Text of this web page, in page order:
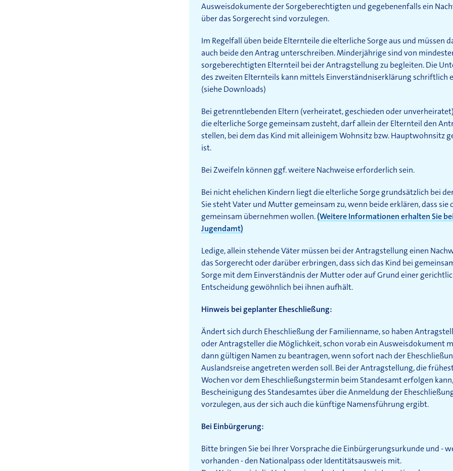
Ausweisdokumente der Sorgeberechtigten und gegebenenfalls ein
über das Sorgerecht sind vorzulegen.
Im Regelfall üben beide Elternteile die elterliche Sorge aus und müssen
auch beide den Antrag unterschreiben. Minderjährige sind von
sorgeberechtigten Elternteil bei der Antragstellung zu begleiten. Die
des zweiten Elternteils kann mittels Einverständniserklärung schriftlich
(siehe Downloads)
Bei getrenntlebenden Eltern (verheiratet, geschieden oder
die elterliche Sorge gemeinsam zusteht, darf allein der Elternteil den
stellen, bei dem das Kind mit alleinigem Wohnsitz bzw. Hauptwohnsitz
ist.
Bei Zweifeln können ggf. weitere Nachweise erforderlich sein.
Bei nicht ehelichen Kindern liegt die elterliche Sorge grundsätzlich bei
Sie steht Vater und Mutter gemeinsam zu, wenn beide erklären, dass sie
gemeinsam übernehmen wollen.(Weitere Informationen erhalten Sie
Jugendamt)
Ledige, allein stehende Väter müssen bei der Antragstellung einen
das Sorgerecht oder darüber erbringen, dass sich das Kind bei
Sorge mit dem Einverständnis der Mutter oder auf Grund einer
Entscheidung gewöhnlich bei ihnen aufhält.
Hinweis bei geplanter Eheschließung:
Ändert sich durch Eheschließung der Familienname, so haben
oder Antragsteller die Möglichkeit, schon vorab ein Ausweisdokument
dann gültigen Namen zu beantragen, wenn sofort nach der
Auslandsreise angetreten werden soll. Bei der Antragstellung, die
Wochen vor dem Eheschließungstermin beim Standesamt erfolgen
Bescheinigung des Standesamtes über die Anmeldung der
vorzulegen, aus der sich auch die künftige Namensführung ergibt.
Bei Einbürgerung:
Bitte bringen Sie bei Ihrer Vorsprache die Einbürgerungsurkunde und -
vorhanden - den Nationalpass oder Identitätsausweis mit.